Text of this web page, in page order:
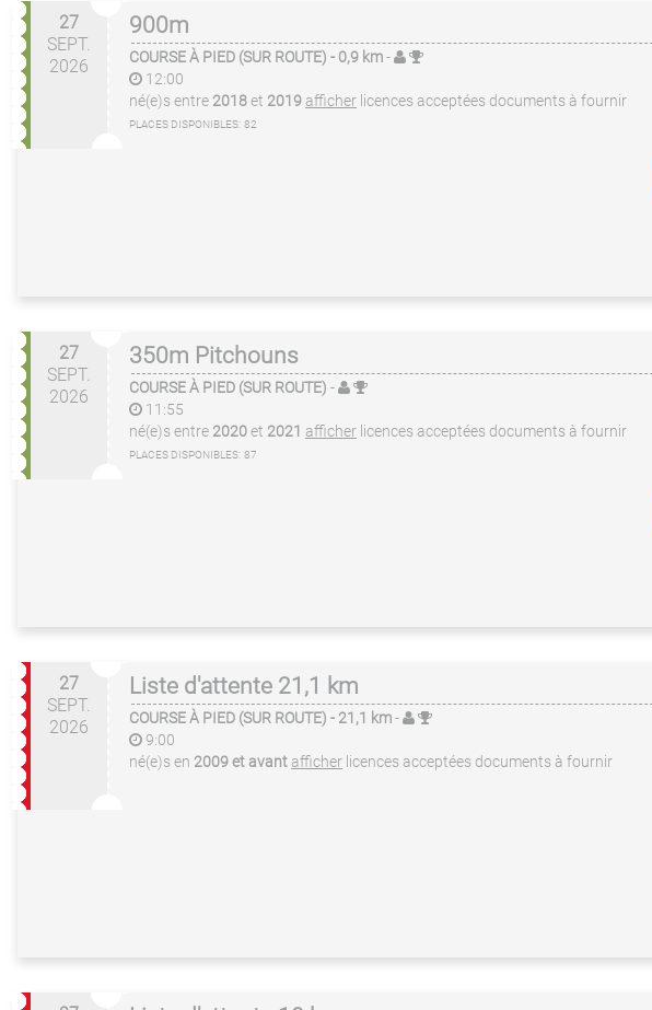
27
SEPT.
2026
900m
COURSE À PIED (SUR ROUTE) - 0,9 km-
12:00
né(e)s entre 2018et 2019afficher licences acceptées documents à fournir
PLACES DISPONIBLES: 82
27
SEPT.
2026
350m Pitchouns
COURSE À PIED (SUR ROUTE) -
11:55
né(e)s entre 2020et 2021 afficher licences acceptées documents à fournir
PLACES DISPONIBLES: 87
27
SEPT.
2026
Liste d'attente 21,1 km
COURSE À PIED (SUR ROUTE) - 21,1 km-
9:00
né(e)s en 2009 et avantafficher licences acceptées documents à fournir